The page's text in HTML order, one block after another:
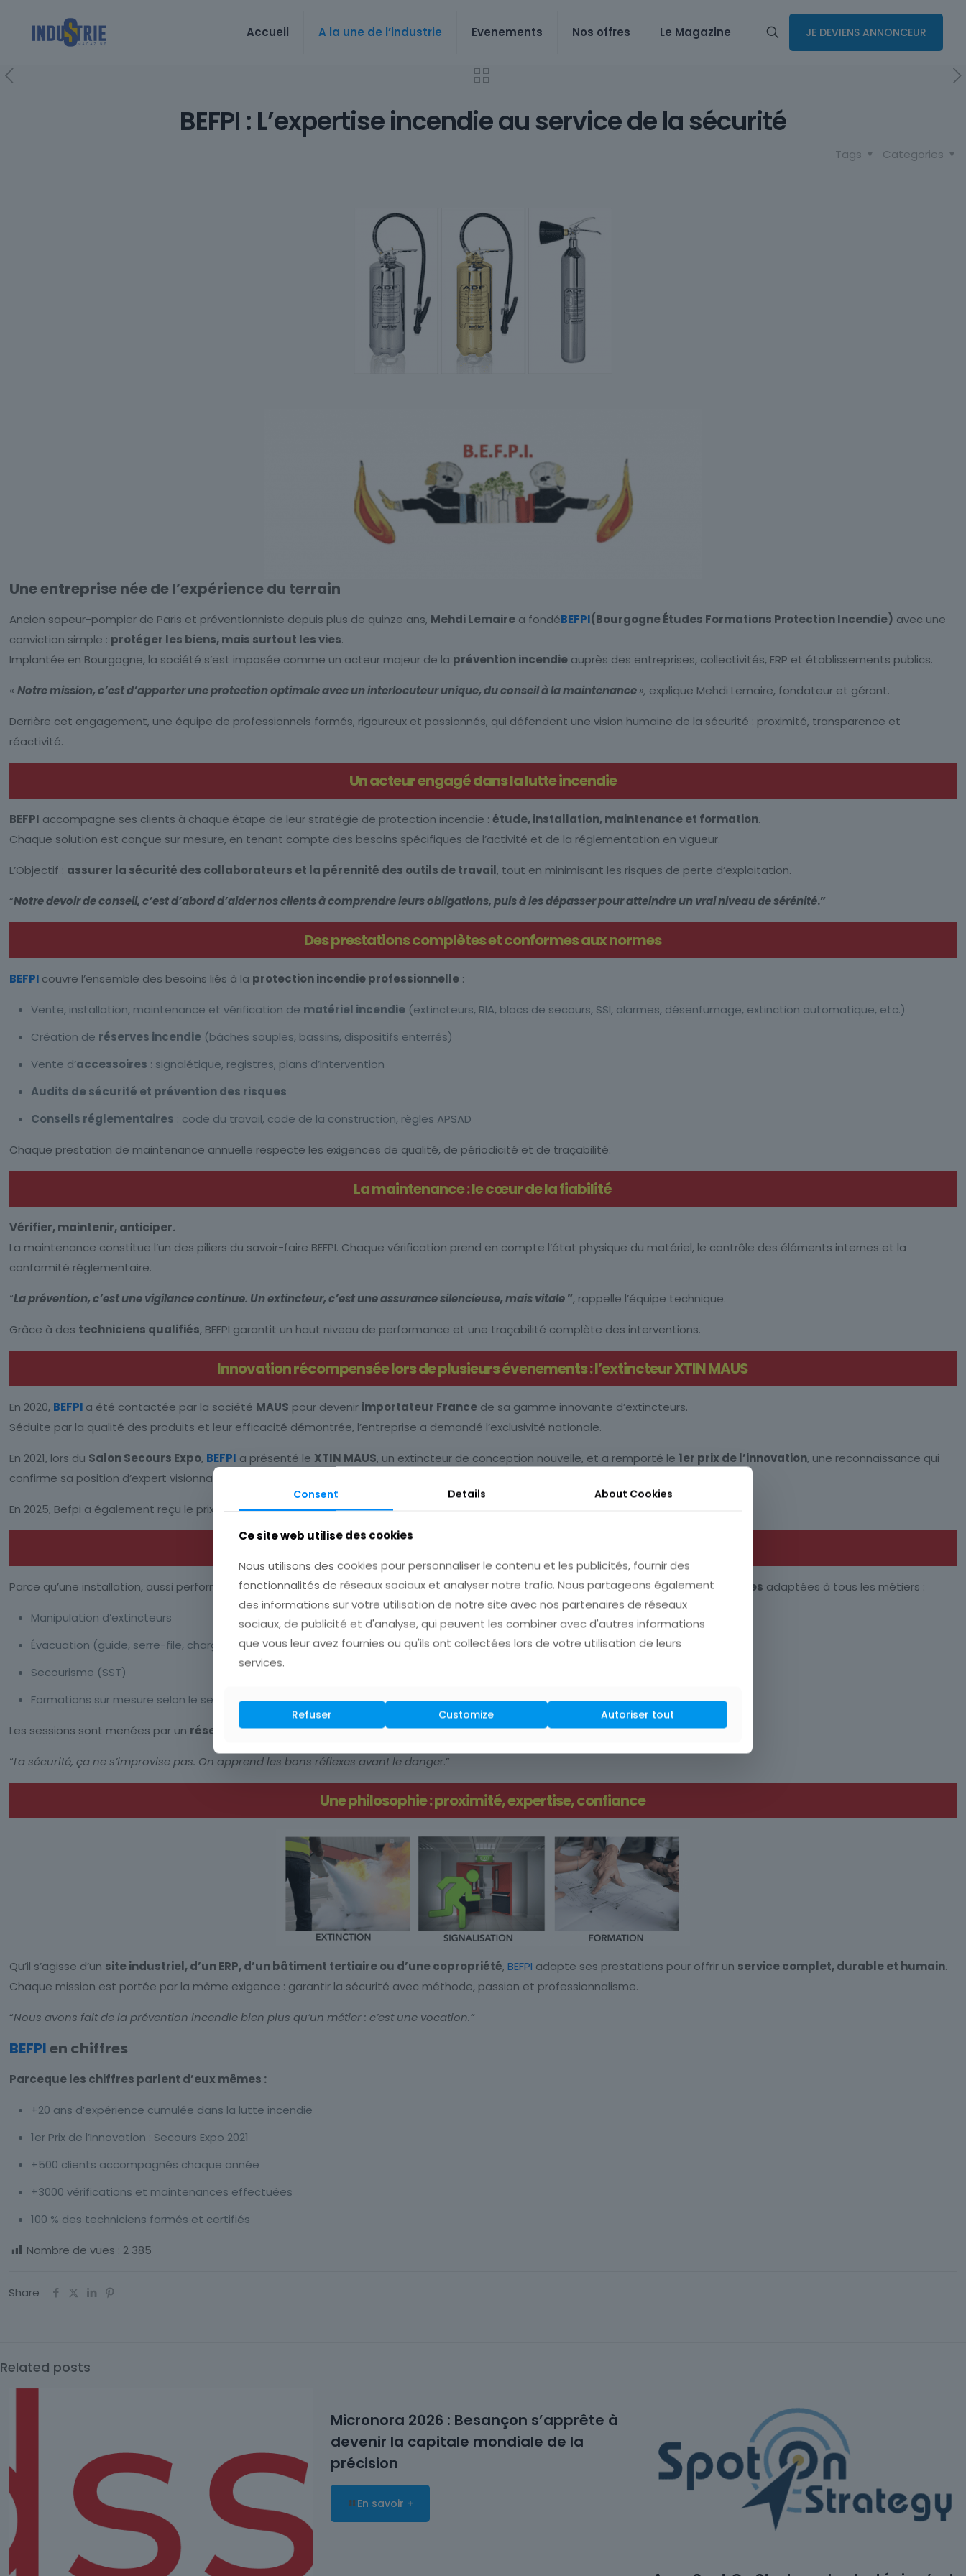
Accueil A la une de l’industrie Evenements Nos offres Le Magazine JE DEVIENS ANNONCEUR
BEFPI : L’expertise incendie au service de la sécurité
Categories
Tags
Une entreprise née de l’expérience du terrain
Ancien sapeur-pompier de Paris et préventionniste depuis plus de quinze ans, Mehdi Lemaire a fondéBEFPI(Bourgogne Études Formations Protection Incendie) avec une
conviction simple : protéger les biens, mais surtout les vies.
Implantée en Bourgogne, la société s’est imposée comme un acteur majeur de la prévention incendie auprès des entreprises, collectivités, ERP et établissements publics.
«Notre mission, c’est d’apporter une protection optimale avec un interlocuteur unique, du conseil à la maintenance», explique Mehdi Lemaire, fondateur et gérant.
Derrière cet engagement, une équipe de professionnels formés, rigoureux et passionnés, qui défendent une vision humaine de la sécurité : proximité, transparence et
réactivité.
Un acteur engagé dans la lutte incendie
BEFPI accompagne ses clients à chaque étape de leur stratégie de protection incendie :étude, installation, maintenance et formation.
Chaque solution est conçue sur mesure, en tenant compte des besoins spécifiques de l’activité et de la réglementation en vigueur.
L’Objectif : assurer la sécurité des collaborateurs et la pérennité des outils de travail, tout en minimisant les risques de perte d’exploitation.
“Notre devoir de conseil, c’est d’abord d’aider nos clients à comprendre leurs obligations, puis à les dépasser pour atteindre un vrai niveau de sérénité.”
Des prestations complètes et conformes aux normes
BEFPI couvre l’ensemble des besoins liés à la protection incendie professionnelle :
Vente, installation, maintenance et vérification de matériel incendie (extincteurs, RIA, blocs de secours, SSI, alarmes, désenfumage, extinction automatique, etc.)
Création de réserves incendie (bâches souples, bassins, dispositifs enterrés)
Vente d’accessoires : signalétique, registres, plans d’intervention
Audits de sécurité et prévention des risques
Conseils réglementaires : code du travail, code de la construction, règles APSAD
Chaque prestation de maintenance annuelle respecte les exigences de qualité, de périodicité et de traçabilité.
La maintenance : le cœur de la fiabilité
Vérifier, maintenir, anticiper.
La maintenance constitue l’un des piliers du savoir-faire BEFPI. Chaque vérification prend en compte l’état physique du matériel, le contrôle des éléments internes et la
conformité réglementaire.
“La prévention, c’est une vigilance continue. Un extincteur, c’est une assurance silencieuse, mais vitale”, rappelle l’équipe technique.
Grâce à des techniciens qualifiés, BEFPI garantit un haut niveau de performance et une traçabilité complète des interventions.
Innovation récompensée lors de plusieurs évenements : l’extincteur XTIN MAUS
En 2020, BEFPI a été contactée par la société MAUS pour devenir importateur France de sa gamme innovante d’extincteurs.
Séduite par la qualité des produits et leur efficacité démontrée, l’entreprise a demandé l’exclusivité nationale.
En 2021, lors du Salon Secours Expo, BEFPI a présenté le XTIN MAUS, un extincteur de conception nouvelle, et a remporté le1er prix de l’innovation, une reconnaissance qui
confirme sa position d’expert visionnaire dans la lutte incendie.
En 2025, Befpi a également reçu le prix de l’innovation sur le salon ”Preventica
Parce qu’une installation, aussi performante soit-elle, ne remplace pas laformation humaine, BEFPIpropose desformations certifiantes adaptées à tous les métiers :
Manipulation d’extincteurs
Évacuation (guide, serre-file, chargé d’évacuation, exercices réels)
Secourisme (SST)
Formations sur mesure selon le secteur d’activité
Les sessions sont menées par un réseau de formateurs expérimentés, dans une approche à la fois pédagogique et responsabilisante.
“La sécurité, ça ne s’improvise pas. On apprend les bons réflexes avant le danger.”
Une philosophie : proximité, expertise, confiance
Qu’il s’agisse d’un site industriel, d’un ERP, d’un bâtiment tertiaire ou d’une copropriété,BEFPI adapte ses prestations pour offrir un service complet, durable et humain.
Chaque mission est portée par la même exigence : garantir la sécurité avec méthode, passion et professionnalisme.
“Nous avons fait de la prévention incendie bien plus qu’un métier : c’est une vocation.”
BEFPIen chiffres
Parceque les chiffres parlent d’eux mêmes :
+20 ans d’expérience cumulée dans la lutte incendie
1er Prix de l’Innovation : Secours Expo 2021
+500 clients accompagnés chaque année
+3000 vérifications et maintenances effectuées
100 % des techniciens formés et certifiés
Nombre de vues : 2 385
Share
Related posts
Micronora 2026 : Besançon s’apprête à
devenir la capitale mondiale de la
précision
En savoir +
Consent Details About Cookies
Ce site web utilise des cookies
Nous utilisons des cookies pour personnaliser le contenu et les publicités, fournir des
fonctionnalités de réseaux sociaux et analyser notre trafic. Nous partageons également
des informations sur votre utilisation de notre site avec nos partenaires de réseaux
sociaux, de publicité et d'analyse, qui peuvent les combiner avec d'autres informations
que vous leur avez fournies ou qu'ils ont collectées lors de votre utilisation de leurs
services.
Refuser Customize Autoriser tout